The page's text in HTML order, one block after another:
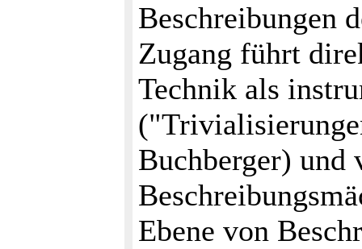
Beschreibungen
Zugang führt
Technik als
Buchberger)
Ebene von